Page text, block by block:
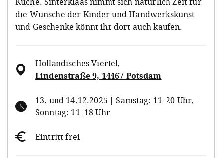
die Wünsche der Kinder und Handwerkskunst
und Geschenke könnt ihr dort auch kaufen.
Holländisches Viertel,
Lindenstraße 9, 14467 Potsdam
13. und 14.12.2025 | Samstag: 11–20 Uhr,
Sonntag: 11–18 Uhr
Eintritt frei